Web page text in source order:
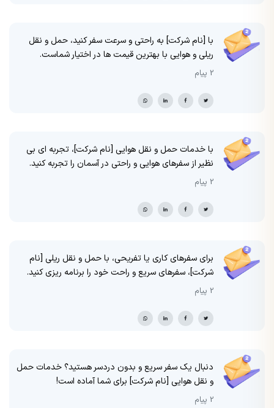
با [نام شرکت] به راحتی و سرعت سفر کنید، حمل و نقل
ریلی و هوایی با بهترین قیمت ها در اختیار شماست.
2 پیام
با خدمات حمل و نقل هوایی [نام شرکت]، تجربه ای بی
نظیر از سفرهای هوایی و راحتی در آسمان را تجربه کنید.
2 پیام
برای سفرهای کاری یا تفریحی، با حمل و نقل ریلی [نام
شرکت]، سفرهای سریع و راحت خود را برنامه ریزی کنید.
2 پیام
دنبال یک سفر سریع و بدون دردسر هستید؟ خدمات حمل
و نقل هوایی [نام شرکت] برای شما آماده است!
2 پیام